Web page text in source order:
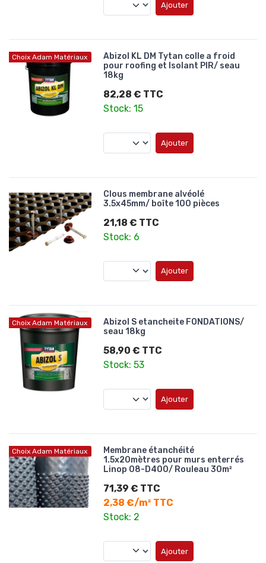
Ajouter
Choix Adam Matériaux
Abizol KL DM Tytan colle a froid
pour roofing et Isolant PIR/ seau
18kg
82,28 € TTC
Stock: 15
Ajouter
Clous membrane alvéolé
3.5x45mm/ boîte 100 pièces
21,18 € TTC
Stock: 6
Ajouter
Choix Adam Matériaux
Abizol S etancheite FONDATIONS/
seau 18kg
58,90 € TTC
Stock: 53
Ajouter
Choix Adam Matériaux
Membrane étanchéité
1.5x20mètres pour murs enterrés
Linop 08-D400/ Rouleau 30m²
71,39 € TTC
2,38 €/m² TTC
Stock: 2
Ajouter